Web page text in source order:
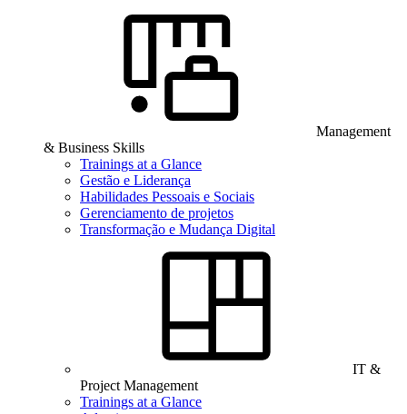
Management
& Business Skills
Trainings at a Glance
Gestão e Liderança
Habilidades Pessoais e Sociais
Gerenciamento de projetos
Transformação e Mudança Digital
IT &
Project Management
Trainings at a Glance